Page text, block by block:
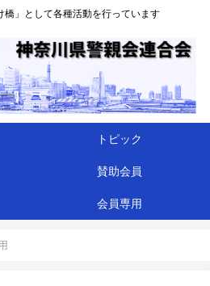
橋」として各種活動を行っています
トピック
賛助会員
会員専用